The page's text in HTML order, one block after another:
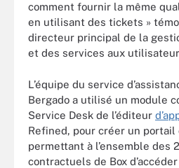
comment fournir la même
en utilisant des tickets »
directeur principal de la
et des services aux
L’équipe du service
Bergado a utilisé un module
Service Desk de l’éditeur
Refined, pour créer un
permettant à l’ensemble des
contractuels de Box